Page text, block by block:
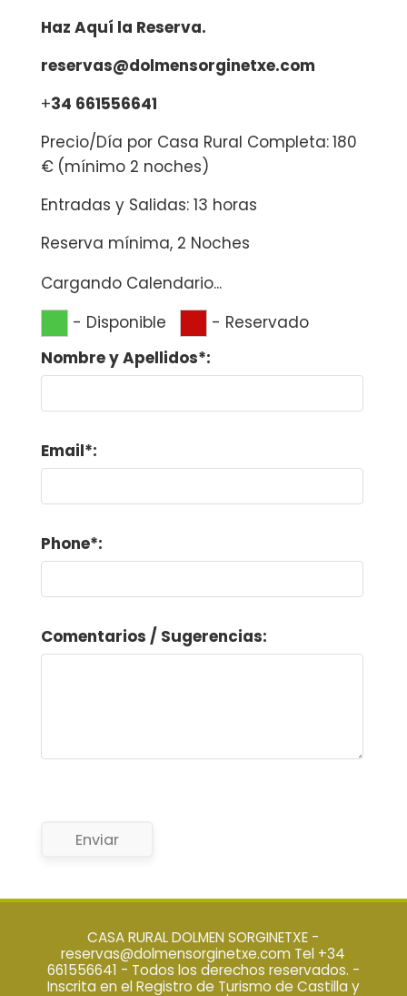
Haz Aquí la Reserva.
reservas@dolmensorginetxe.com
+34 661556641
Precio/Día por Casa Rural Completa:180
€ (mínimo 2 noches)
Entradas y Salidas: 13 horas
Reserva mínima, 2 Noches
Cargando Calendario...
- Disponible - Reservado
Nombre y Apellidos*:
Email*:
Phone*:
Comentarios / Sugerencias:
Enviar
CASA RURAL DOLMEN SORGINETXE -
reservas@dolmensorginetxe.com Tel +34
661556641 - Todos los derechos reservados. -
Inscrita en el Registro de Turismo de Castilla y